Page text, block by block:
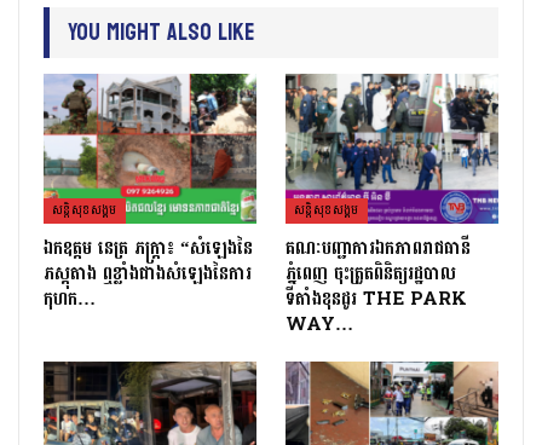
You Might Also Like
សន្តិសុខសង្គម
ឯកឧត្តម នេត្រ ភក្រ្តា៖ “សំឡេងនៃ
ភស្តុតាង ឮខ្លាំងជាងសំឡេងនៃការ
កុហក…
សន្តិសុខសង្គម
គណៈបញ្ជាការឯកភាពរាជធានី
ភ្នំពេញ ចុះត្រួតពិនិត្យរដ្ឋបាល
ទីតាំងខុនដូរ THE PARK
WAY…